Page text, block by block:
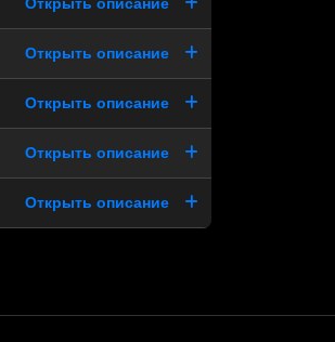
Открыть описание
Открыть описание
Открыть описание
Открыть описание